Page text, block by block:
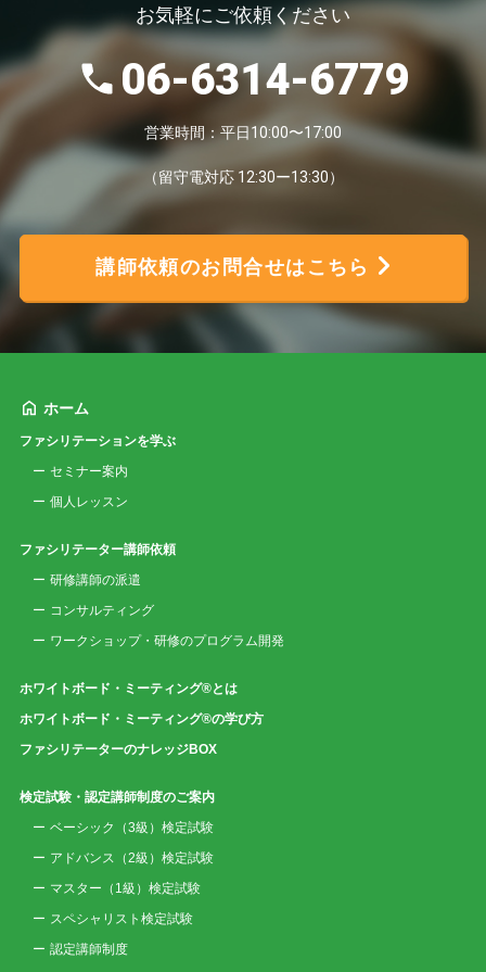
お気軽にご依頼ください
06-6314-6779
営業時間：平日10:00〜17:00
（留守電対応 12:30ー13:30）
講師依頼のお問合せはこちら
ホーム
ファシリテーションを学ぶ
セミナー案内
個人レッスン
ファシリテーター講師依頼
研修講師の派遣
コンサルティング
ワークショップ・研修のプログラム開発
ホワイトボード・ミーティング®とは
ホワイトボード・ミーティング®の学び方
ファシリテーターのナレッジBOX
検定試験・認定講師制度のご案内
ベーシック（3級）検定試験
アドバンス（2級）検定試験
マスター（1級）検定試験
スペシャリスト検定試験
認定講師制度